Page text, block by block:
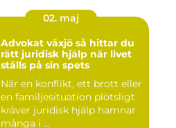
02. maj
Advokat växjö så hittar du
rätt juridisk hjälp när livet
ställs på sin spets
När en konflikt, ett brott eller
en familjesituation plötsligt
kräver juridisk hjälp hamnar
många i ...